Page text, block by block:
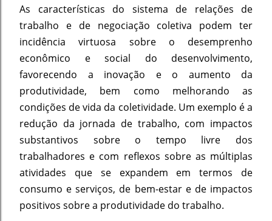
As características do sistema de relações de
trabalho e de negociação coletiva podem ter
incidência virtuosa sobre o desemprenho
econômico e social do desenvolvimento,
favorecendo a inovação e o aumento da
produtividade, bem como melhorando as
condições de vida da coletividade. Um exemplo é a
redução da jornada de trabalho, com impactos
substantivos sobre o tempo livre dos
trabalhadores e com reflexos sobre as múltiplas
atividades que se expandem em termos de
consumo e serviços, de bem-estar e de impactos
positivos sobre a produtividade do trabalho.